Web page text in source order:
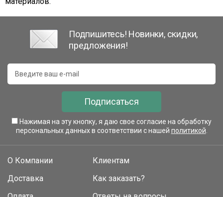
Подпишитесь! Новинки, скидки,
предложения!
Подписаться
Нажимая на эту кнопку, я даю свое согласие на обработку
персональных данных в соответствии с нашей политикой.
О Компании
Доставка
Клиентам
Как заказать?